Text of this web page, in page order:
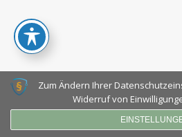
Zum Ändern Ihrer
Widerruf von